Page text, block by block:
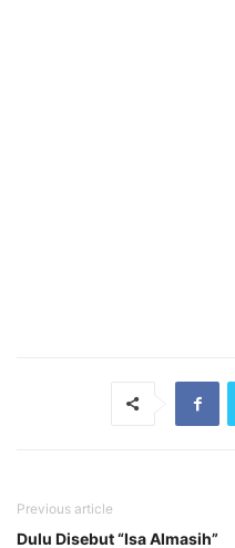
Previous article
Dulu Disebut “Isa Almasih”